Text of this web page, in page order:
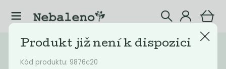
Katalog Mýdla
Kód produktu: 9876c20
Produkt již není k dispozici